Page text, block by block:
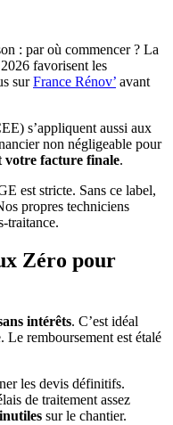
: par où commencer ? La
favorisent les
surFrance Rénov’ avant
s’appliquent aussi aux
non négligeable pour
votre facture finale.
est stricte. Sans ce label,
propres techniciens
traitance.
Zéro pour
intérêts. C’est idéal
Le remboursement est étalé
les devis définitifs.
de traitement assez
sur le chantier.